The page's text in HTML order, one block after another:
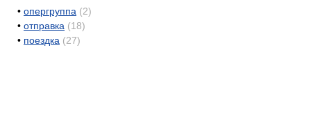
• опергруппа (2)
• отправка (18)
• поездка (27)